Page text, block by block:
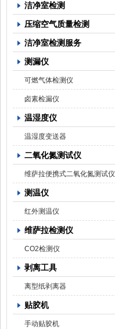
洁净室检测
压缩空气质量检测
洁净室检测服务
测漏仪
可燃气体检测仪
卤素检漏仪
温湿度仪
温湿度变送器
二氧化氮测试仪
维萨拉便携式二氧化氮测试仪
测温仪
红外测温仪
维萨拉检测仪
CO2检测仪
剥离工具
离型纸剥离器
贴胶机
手动贴胶机